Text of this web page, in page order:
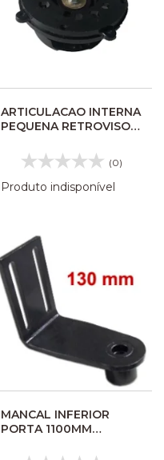
ARTICULACAO INTERNA
PEQUENA RETROVISOR
(0)
Produto indisponível
MANCAL INFERIOR
PORTA 1100MM